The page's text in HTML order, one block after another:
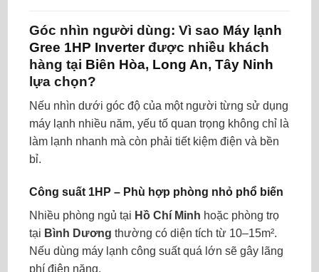
Góc nhìn người dùng: Vì sao Máy lạnh
Gree 1HP Inverterđược nhiều khách
hàng tại Biên Hòa, Long An, Tây Ninh
lựa chọn?
Nếu nhìn dưới góc độ của một người từng sử dụng
máy lạnh nhiều năm, yếu tố quan trọng không chỉ là
làm lạnh nhanh mà còn phải tiết kiệm điện và bền
bỉ.
Công suất 1HP – Phù hợp phòng nhỏ phổ biến
Nhiều phòng ngủ tại Hồ Chí Minh hoặc phòng trọ
tại Bình Dương thường có diện tích từ 10–15m².
Nếu dùng máy lạnh công suất quá lớn sẽ gây lãng
phí điện năng.